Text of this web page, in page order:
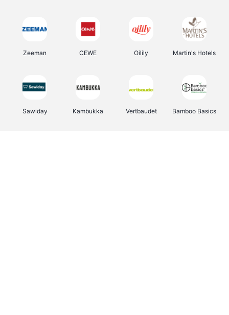
Zeeman CEWE Oilily Martin's Hotels
Sawiday Kambukka Vertbaudet Bamboo Basics